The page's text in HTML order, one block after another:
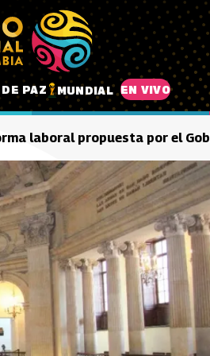
PAZ MUNDIAL EN VIVO
laboral propuesta por el